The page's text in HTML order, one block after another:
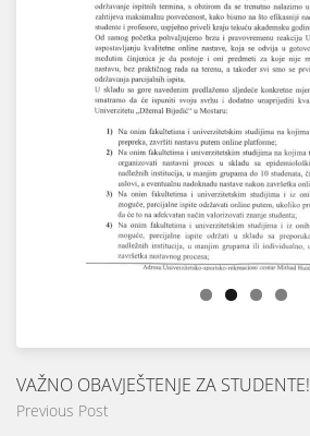
VAŽNO OBAVJEŠTENJE ZA STUDENTE!
Previous Post